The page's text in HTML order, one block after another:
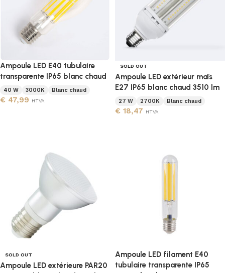
Ampoule LED E40 tubulaire
transparente IP65 blanc chaud
40 W 3000K Blanc chaud
€ 47,99 HTVA
SOLD OUT
Ampoule LED extérieur maïs
E27 IP65 blanc chaud 3510 lm
27 W 2700K Blanc chaud
€ 18,47 HTVA
SOLD OUT
Ampoule LED extérieure PAR20
Ampoule LED filament E40
tubulaire transparente IP65